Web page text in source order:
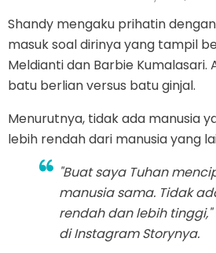
Shandy mengaku prihatin
masuk soal dirinya yang tampil
Meldianti dan Barbie Kumalasari.
batu berlian versus batu ginjal.
Menurutnya, tidak ada manusia
lebih rendah dari manusia yang
"Buat saya Tuhan
manusia sama. Tidak
rendah dan lebih tinggi,"
di Instagram Storynya.